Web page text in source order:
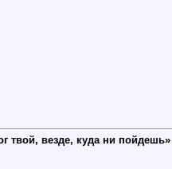
твой, везде, куда ни пойдешь»